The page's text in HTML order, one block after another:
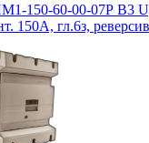
150-60-00-07Р В3
150А, гл.6з,